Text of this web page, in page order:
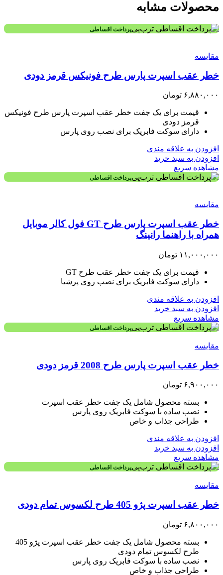
محصولات مشابه
پرداخت اقساطی
مقایسه
خطر عقب اسپرت پارس طرح فونیکس قرمز دودی
۶,۸۸۰,۰۰۰ تومان
قیمت برای یک جفت خطر عقب اسپرت پارس طرح فونیکس
قرمز دودی
دارای سوکت فابریک برای نصب روی پارس
افزودن به علاقه مندی
افزودن به سبد خرید
مشاهده سریع
پرداخت اقساطی
مقایسه
خطر عقب اسپرت پارس طرح GT فول کالر موبایل
همراه با راهنما رانینگ
۱۱,۰۰۰,۰۰۰ تومان
قیمت برای یک جفت خطر عقب طرح GT
دارای سوکت فابریک برای نصب روی پرشیا
افزودن به علاقه مندی
افزودن به سبد خرید
مشاهده سریع
پرداخت اقساطی
مقایسه
خطر عقب اسپرت پارس طرح 2008 قرمز دودی
۶,۹۰۰,۰۰۰ تومان
بسته محصول شامل یک جفت خطر عقب اسپرت
نصب ساده با سوکت فابریک روی پارس
طراحی جذاب و خاص
افزودن به علاقه مندی
افزودن به سبد خرید
مشاهده سریع
پرداخت اقساطی
مقایسه
خطر عقب اسپرت پژو 405 طرح لکسوس تمام دودی
۶,۸۰۰,۰۰۰ تومان
بسته محصول شامل یک جفت خطر عقب اسپرت پژو 405
طرح لکسوس تمام دودی
نصب ساده با سوکت فابریک روی پارس
طراحی جذاب و خاص